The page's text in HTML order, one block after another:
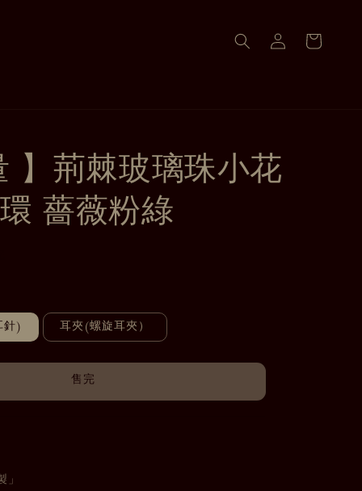
】荊棘玻璃珠小花
薔薇粉綠
針) 耳夾(螺旋耳夾）
售完